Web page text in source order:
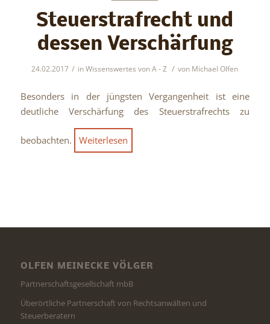
Steuerstrafrecht und
dessen Verschärfung
24.02.2017 / inWissenswertes von A - Z / von Michael Olfen
Besonders in der jüngsten Vergangenheit ist eine
deutliche Verschärfung des Steuerstrafrechts zu
beobachten. Weiterlesen
OLFEN MEINECKE VÖLGER
Partnerschaftsgesellschaft mbB
Überörtliche Partnerschaft von Rechtsanwälten und
Steuerberatern